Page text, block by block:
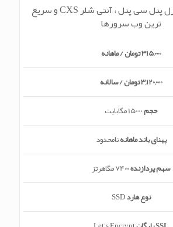
بهره گیری از کنترل پنل سی پنل ، آنتی شلر CXS و سریع
ترین وب سرورها
315,000 تومان / ماهانه
3,120,000 تومان / سالانه
حجم15000 مگابایت
پهنای باند ماهانهنامحدود
سهم پردازنده74۰۰ مگاهرتز
نوع هاردSSD